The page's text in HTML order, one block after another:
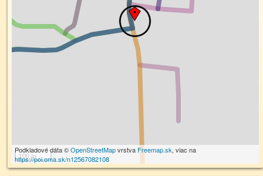
100 m
Podkladové dáta ©OpenStreetMapvrstva Freemap.sk, viac na
https://poi.oma.sk/n12567082108